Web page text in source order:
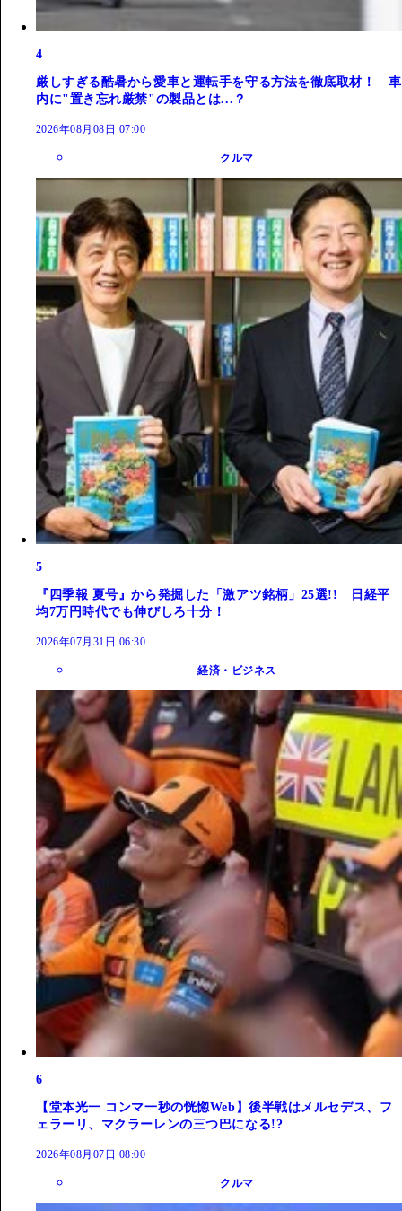
4
厳しすぎる酷暑から愛車と運転手を守る方法を徹底取材！ 車
内に"置き忘れ厳禁"の製品とは...？
2026年08月08日 07:00
クルマ
5
『四季報 夏号』から発掘した「激アツ銘柄」25選!! 日経平
均7万円時代でも伸びしろ十分！
2026年07月31日 06:30
経済・ビジネス
6
【堂本光一 コンマ一秒の恍惚Web】後半戦はメルセデス、フ
ェラーリ、マクラーレンの三つ巴になる!?
2026年08月07日 08:00
クルマ